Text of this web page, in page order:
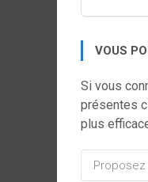
VOUS
Si vous
présentes
plus